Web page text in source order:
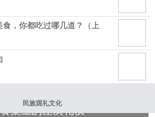
食，你都吃过哪几道？（上
民族观礼文化
餐桌上的座次礼仪